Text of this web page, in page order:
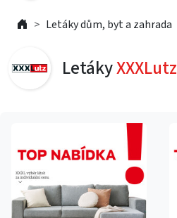
Letáky dům, byt a zahrada
LetákyXXXLutz